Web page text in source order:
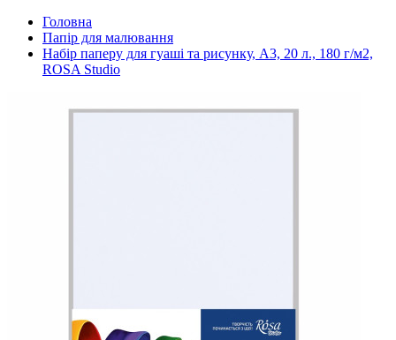
Головна
Папір для малювання
Набір паперу для гуаші та рисунку, А3, 20 л., 180 г/м2,
ROSA Studio